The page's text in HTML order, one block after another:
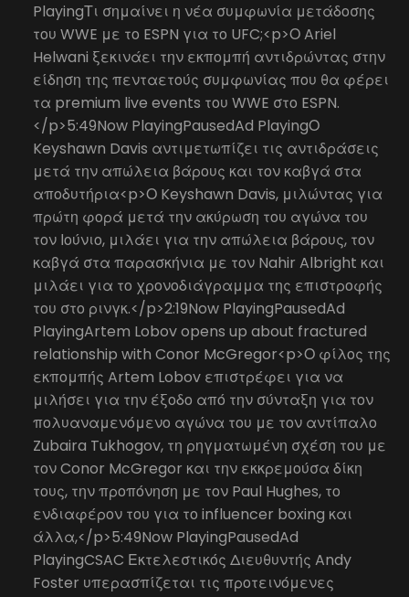
PlayingΤι σημαίνει η νέα συμφωνία μετάδοσης
του WWE με το ESPN για το UFC;<p>Ο Ariel
Helwani ξεκινάει την εκπομπή αντιδρώντας στην
είδηση της πενταετούς συμφωνίας που θα φέρει
τα premium live events του WWE στο ESPN.
</p>5:49Now PlayingPausedAd PlayingΟ
Keyshawn Davis αντιμετωπίζει τις αντιδράσεις
μετά την απώλεια βάρους και τον καβγά στα
αποδυτήρια<p>Ο Keyshawn Davis, μιλώντας για
πρώτη φορά μετά την ακύρωση του αγώνα του
τον Ιούνιο, μιλάει για την απώλεια βάρους, τον
καβγά στα παρασκήνια με τον Nahir Albright και
μιλάει για το χρονοδιάγραμμα της επιστροφής
του στο ρινγκ.</p>2:19Now PlayingPausedAd
PlayingArtem Lobov opens up about fractured
relationship with Conor McGregor<p>Ο φίλος της
εκπομπής Artem Lobov επιστρέφει για να
μιλήσει για την έξοδο από την σύνταξη για τον
πολυαναμενόμενο αγώνα του με τον αντίπαλο
Zubaira Tukhogov, τη ρηγματωμένη σχέση του με
τον Conor McGregor και την εκκρεμούσα δίκη
τους, την προπόνηση με τον Paul Hughes, το
ενδιαφέρον του για το influencer boxing και
άλλα,</p>5:49Now PlayingPausedAd
PlayingCSAC Εκτελεστικός Διευθυντής Andy
Foster υπερασπίζεται τις προτεινόμενες